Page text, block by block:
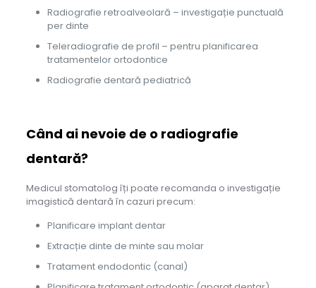
Radiografie retroalveolară – investigație punctuală
per dinte
Teleradiografie de profil – pentru planificarea
tratamentelor ortodontice
Radiografie dentară pediatrică
Când ai nevoie de o radiografie
dentară?
Medicul stomatolog îți poate recomanda o investigație
imagistică dentară în cazuri precum:
Planificare implant dentar
Extracție dinte de minte sau molar
Tratament endodontic (canal)